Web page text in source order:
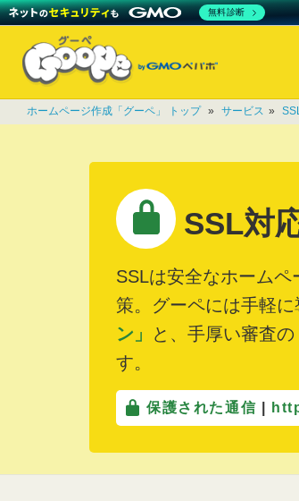
ホームページ作成「グーペ」 トップ » サービス »
SSL対
SSLは安全なホーム
策。グーペには手軽に
ン」
と、手厚い審査の
す。
保護された通信
無料診断